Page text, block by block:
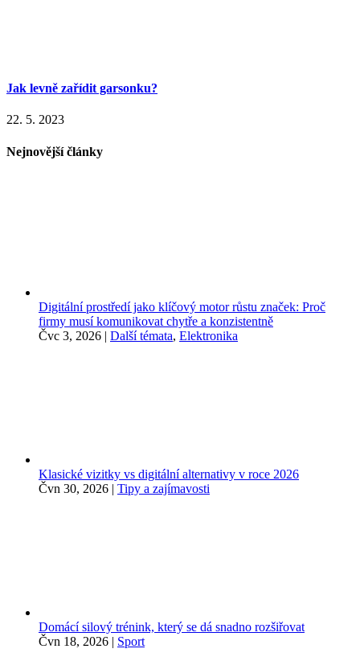
Jak levně zařídit garsonku?
22. 5. 2023
Nejnovější články
Digitální prostředí jako klíčový motor růstu značek: Proč
firmy musí komunikovat chytře a konzistentně
Čvc 3, 2026 | Další témata, Elektronika
Klasické vizitky vs digitální alternativy v roce 2026
Čvn 30, 2026 | Tipy a zajímavosti
Domácí silový trénink, který se dá snadno rozšiřovat
Čvn 18, 2026 | Sport